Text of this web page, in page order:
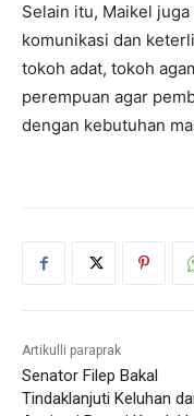
Selain itu, Maikel
komunikasi dan
tokoh adat, tokoh
perempuan agar
dengan kebutuhan
Artikulli paraprak
Senator Filep Bakal
Tindaklanjuti Keluhan